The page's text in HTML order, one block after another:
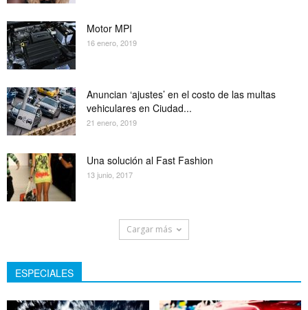
Motor MPI
16 enero, 2019
Anuncian ‘ajustes’ en el costo de las multas
vehiculares en Ciudad...
21 enero, 2019
Una solución al Fast Fashion
13 junio, 2017
Cargar más
ESPECIALES